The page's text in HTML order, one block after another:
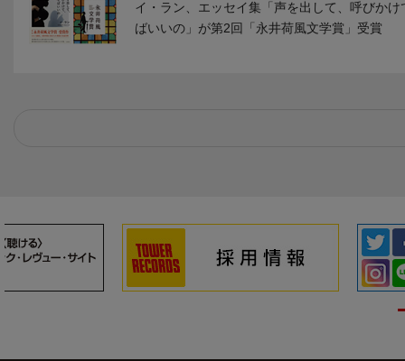
イ・ラン、エッセイ集「声を出して、呼びかけ
ばいいの」が第2回「永井荷風文学賞」受賞